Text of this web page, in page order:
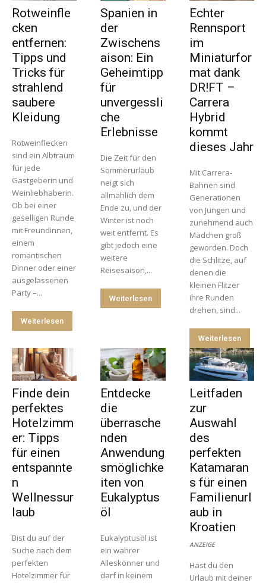
Rotweinfle
cken
entfernen:
Tipps und
Tricks für
strahlend
saubere
Kleidung
Rotweinflecken
sind ein Albtraum
für jede
Gastgeberin und
Weinliebhaberin.
Ob bei einer
geselligen Runde
mit Freundinnen,
einem
romantischen
Dinner oder einer
ausgelassenen
Party –...
Weiterlesen
Spanien in
der
Zwischens
aison: Ein
Geheimtipp
für
unvergessli
che
Erlebnisse
Die Zeit für den
Sommerurlaub
neigt sich
allmählich dem
Ende zu, und der
Winter ist noch
weit entfernt. Es
gibt jedoch eine
weitere
Reisesaison,...
Weiterlesen
Echter
Rennsport
im
Miniaturfor
mat dank
DR!FT –
Carrera
Hybrid
kommt
dieses Jahr
Mit Carrera-
Bahnen sind
Generationen
von Jungen und
zunehmend auch
Mädchen groß
geworden. Doch
die Schlitze, auf
denen die
kleinen Flitzer
ihre Runden
drehen, sind...
Weiterlesen
Finde dein
perfektes
Hotelzimm
er: Tipps
für einen
entspannte
n
Wellnessur
laub
Bist du auf der
Suche nach dem
perfekten
Hotelzimmer für
Entdecke
die
überrasche
nden
Anwendung
smöglichke
iten von
Eukalyptus
öl
Eukalyptusöl ist
ein wahrer
Alleskönner und
darf in keinem
Leitfaden
zur
Auswahl
des
perfekten
Katamaran
s für einen
Familienurl
aub in
Kroatien
ANZEIGE
Hast du den
Urlaub mit deiner